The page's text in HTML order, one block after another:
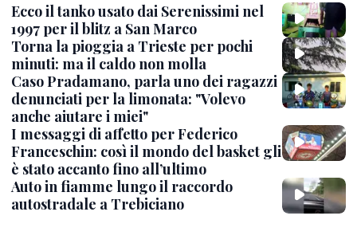
Ecco il tanko usato dai Serenissimi nel
1997 per il blitz a San Marco
Torna la pioggia a Trieste per pochi
minuti: ma il caldo non molla
Caso Pradamano, parla uno dei ragazzi
denunciati per la limonata: "Volevo
anche aiutare i miei"
I messaggi di affetto per Federico
Franceschin: così il mondo del basket gli
è stato accanto fino all’ultimo
Auto in fiamme lungo il raccordo
autostradale a Trebiciano